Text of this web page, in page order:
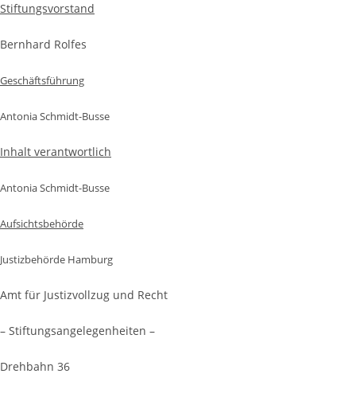
Stiftungsvorstand
Bernhard Rolfes
Geschäftsführung
Antonia Schmidt-Busse
Inhalt verantwortlich
Antonia Schmidt-Busse
Aufsichtsbehörde
Justizbehörde Hamburg
Amt für Justizvollzug und Recht
– Stiftungsangelegenheiten –
Drehbahn 36